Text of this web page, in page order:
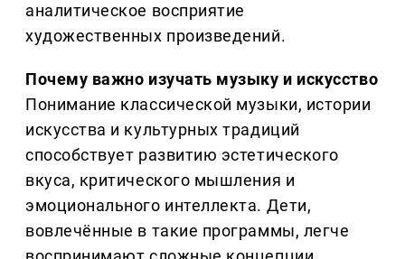
аналитическое восприятие
художественных произведений.
Почему важно изучать музыку и искусство
Понимание классической музыки, истории
искусства и культурных традиций
способствует развитию эстетического
вкуса, критического мышления и
эмоционального интеллекта. Дети,
вовлечённые в такие программы, легче